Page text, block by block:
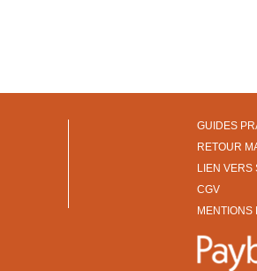
GUIDES
RETOUR
LIEN VERS
CGV
MENTIONS